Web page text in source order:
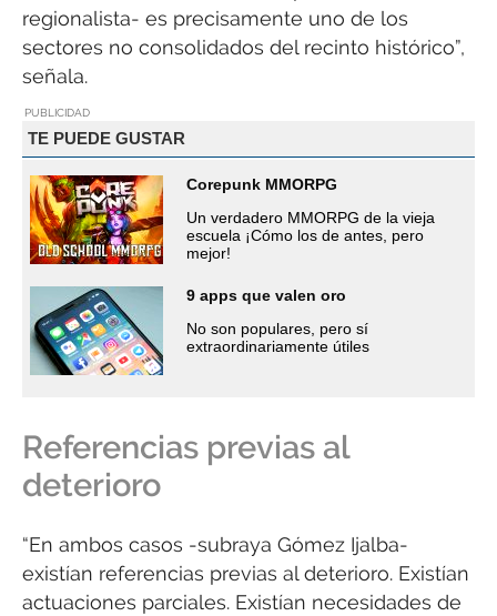
regionalista- es precisamente uno de los
sectores no consolidados del recinto histórico”,
señala.
PUBLICIDAD
TE PUEDE GUSTAR
Corepunk MMORPG
Un verdadero MMORPG de la vieja
escuela ¡Cómo los de antes, pero
mejor!
9 apps que valen oro
No son populares, pero sí
extraordinariamente útiles
Referencias previas al
deterioro
“En ambos casos -subraya Gómez Ijalba-
existían referencias previas al deterioro. Existían
actuaciones parciales. Existían necesidades de